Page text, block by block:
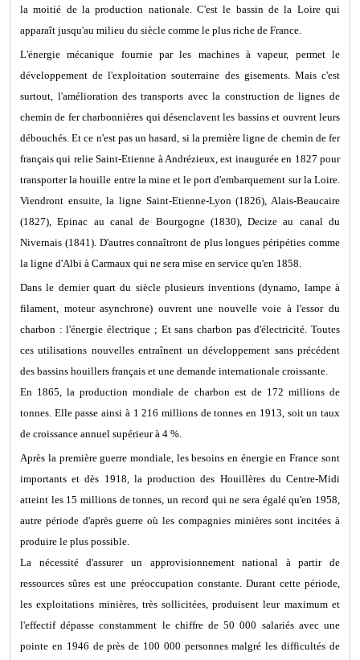
la moitié de la production nationale. C'est le bassin de la Loire qui
apparaît jusqu'au milieu du siècle comme le plus riche de France.
L'énergie mécanique fournie par les machines à vapeur, permet le
développement de l'exploitation souterraine des gisements. Mais c'est
surtout, l'amélioration des transports avec la construction de lignes de
chemin de fer charbonnières qui désenclavent les bassins et ouvrent leurs
débouchés. Et ce n'est pas un hasard, si la première ligne de chemin de fer
français qui relie Saint-Etienne à Andrézieux, est inaugurée en 1827 pour
transporter la houille entre la mine et le port d'embarquement sur la Loire.
Viendront ensuite, la ligne Saint-Etienne-Lyon (1826), Alais-Beaucaire
(1827), Epinac au canal de Bourgogne (1830), Decize au canal du
Nivernais (1841). D'autres connaîtront de plus longues péripéties comme
la ligne d'Albi à Carmaux qui ne sera mise en service qu'en 1858.
Dans le dernier quart du siècle plusieurs inventions (dynamo, lampe à
filament, moteur asynchrone) ouvrent une nouvelle voie à l'essor du
charbon : l'énergie électrique ; Et sans charbon pas d'électricité. Toutes
ces utilisations nouvelles entraînent un développement sans précédent
des bassins houillers français et une demande internationale croissante.
En 1865, la production mondiale de charbon est de 172 millions de
tonnes. Elle passe ainsi à 1 216 millions de tonnes en 1913, soit un taux
de croissance annuel supérieur à 4 %.
Après la première guerre mondiale, les besoins en énergie en France sont
importants et dès 1918, la production des Houillères du Centre-Midi
atteint les 15 millions de tonnes, un record qui ne sera égalé qu'en 1958,
autre période d'après guerre où les compagnies minières sont incitées à
produire le plus possible.
La nécessité d'assurer un approvisionnement national à partir de
ressources sûres est une préoccupation constante. Durant cette période,
les exploitations minières, très sollicitées, produisent leur maximum et
l'effectif dépasse constamment le chiffre de 50 000 salariés avec une
pointe en 1946 de près de 100 000 personnes malgré les difficultés de